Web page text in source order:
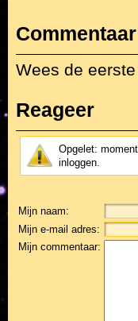
Commentaar
Wees de
Reageer
Opgelet:
inloggen.
Mijn naam:
Mijn e-mail adres:
Mijn commentaar: